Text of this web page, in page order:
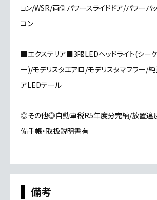
ョン/WSR/両側パワースライドドア/パワーバ
コン
■エクステリア■3眼LEDヘッドライト(シー
ー)/モデリスタエアロ/モデリスタマフラー/
アLEDテール
◎その他◎自動車税R5年度分完納/放置違
備手帳・取扱説明書有
備考